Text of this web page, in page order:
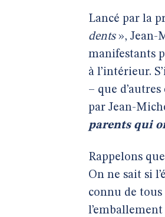
Lancé par la
dents», Jean-
manifestants
à l’intérieur.
– que
par Jean-
parents qui
Rappelons
On ne sait si
connu de tous